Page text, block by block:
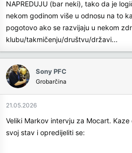
NAPREDUJU (bar neki), tako da je
nekom godinom više u odnosu na to
pogotovo ako se razvijaju u nekom
klubu/takmičenju/društvu/državi...
Sony PFC
Grobarčina
21.05.2026
Veliki Markov intervju za Mocart.
svoj stav i opredijeliti se: